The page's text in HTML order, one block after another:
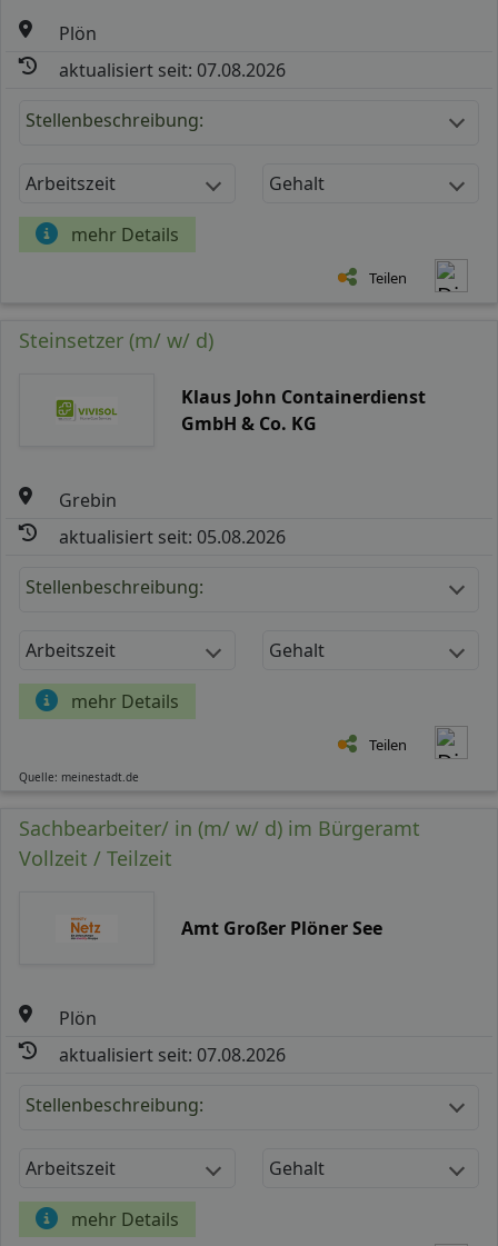
Plön
aktualisiert seit: 07.08.2026
Stellenbeschreibung:
Arbeitszeit Gehalt
mehr Details
Teilen
Steinsetzer (m/ w/ d)
Klaus John Containerdienst
GmbH & Co. KG
Grebin
aktualisiert seit: 05.08.2026
Stellenbeschreibung:
Arbeitszeit Gehalt
mehr Details
Teilen
Quelle: meinestadt.de
Sachbearbeiter/ in (m/ w/ d) im Bürgeramt
Vollzeit / Teilzeit
Amt Großer Plöner See
Plön
aktualisiert seit: 07.08.2026
Stellenbeschreibung:
Arbeitszeit Gehalt
mehr Details